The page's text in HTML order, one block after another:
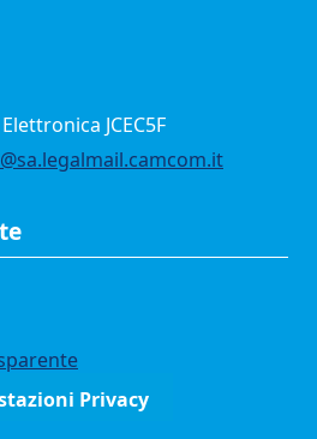
JCEC5F
Privacy